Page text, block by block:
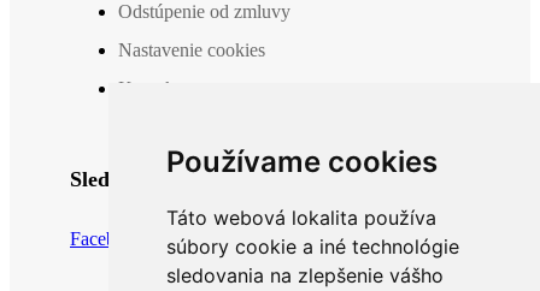
Používame cookies
Táto webová lokalita používa
súbory cookie a iné technológie
sledovania na zlepšenie vášho
Odstúpenie od zmluvy
Nastavenie cookies
Kontakt
Sledujte nás
Facebook Instagram